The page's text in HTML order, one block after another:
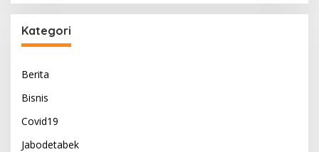
Kategori
Berita
Bisnis
Covid19
Jabodetabek